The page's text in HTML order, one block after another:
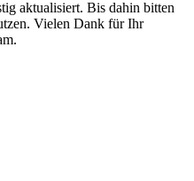
aktualisiert. Bis dahin bitten
Vielen Dank für Ihr